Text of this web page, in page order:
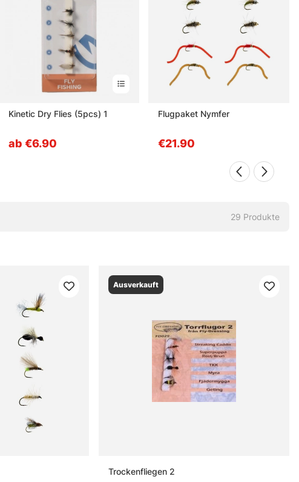
Kinetic Dry Flies (5pcs) 1
ab €6.90
Flugpaket Nymfer
€21.90
29 Produkte
Ausverkauft
Trockenfliegen 2